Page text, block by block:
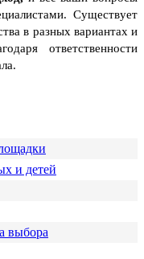
Существует
в разных вариантах и
ответственности
и детей
выбора